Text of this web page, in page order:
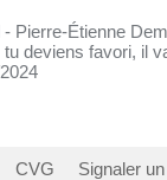
- Pierre-Étienne
tu deviens favori, il
CVG
Signaler